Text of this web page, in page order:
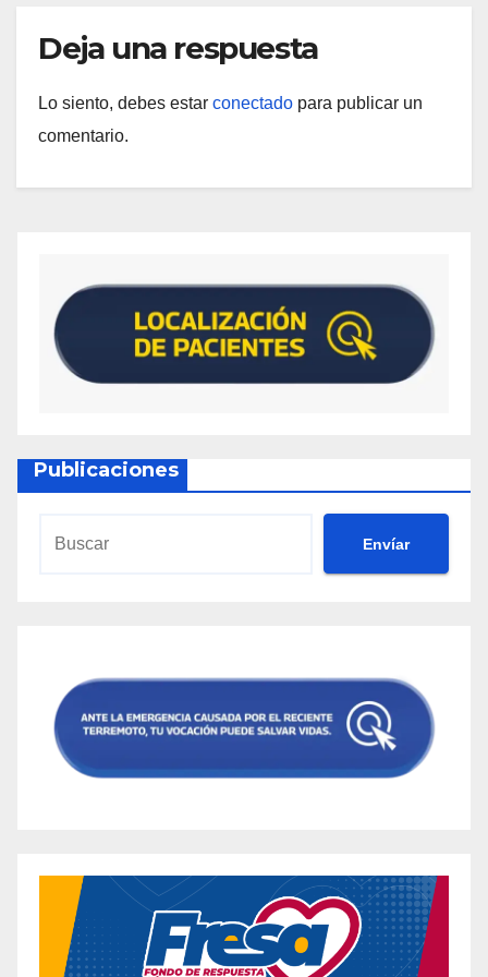
Deja una respuesta
Lo siento, debes estar conectado para publicar un
comentario.
Publicaciones
Envíar